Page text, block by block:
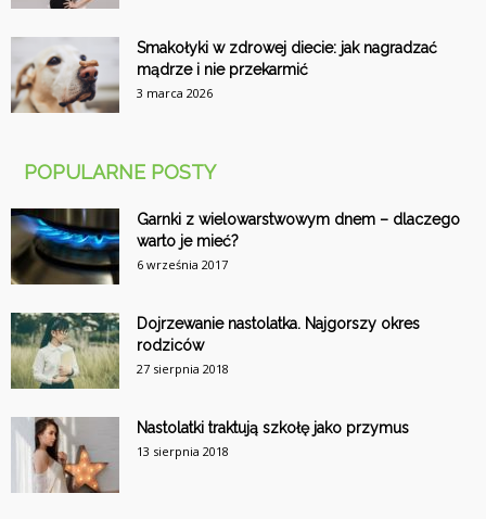
Smakołyki w zdrowej diecie: jak nagradzać
mądrze i nie przekarmić
3 marca 2026
POPULARNE POSTY
Garnki z wielowarstwowym dnem – dlaczego
warto je mieć?
6 września 2017
Dojrzewanie nastolatka. Najgorszy okres
rodziców
27 sierpnia 2018
Nastolatki traktują szkołę jako przymus
13 sierpnia 2018